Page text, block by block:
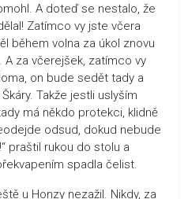
A doteď se nestalo, že
Zatímco vy jste včera
během volna za úkol znovu
A za včerejšek, zatímco vy
on bude sedět tady a
Takže jestli uslyším
má někdo protekci, klidně
odsud, dokud nebude
praštil rukou do stolu a
spadla čelist.
u Honzy nezažil. Nikdy, za